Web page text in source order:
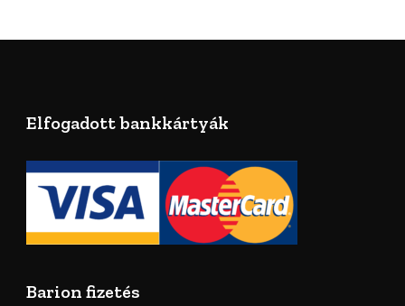
Elfogadott bankkártyák
Barion fizetés